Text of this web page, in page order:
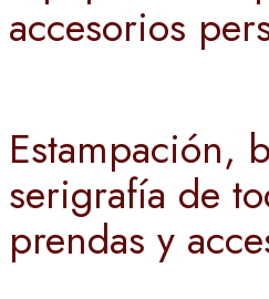
accesorios
Estampación,
serigrafía de
prendas y